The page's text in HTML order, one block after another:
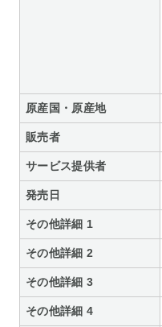
原産国・原産地
販売者
サービス提供者
発売日
その他詳細 1
その他詳細 2
その他詳細 3
その他詳細 4